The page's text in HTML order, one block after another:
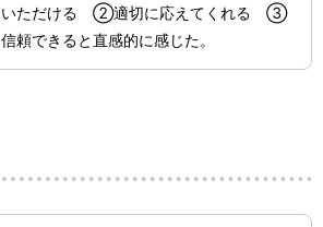
いただける ②適切に応えてくれる ③
信頼できると直感的に感じた。